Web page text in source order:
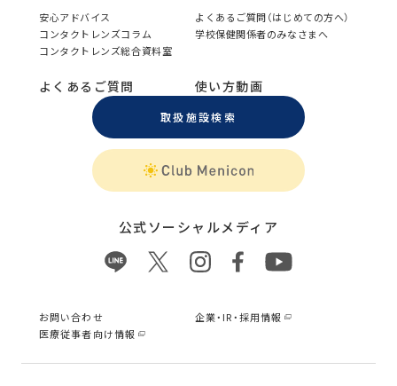
安心アドバイス
よくあるご質問（はじめての方へ）
コンタクトレンズコラム
学校保健関係者のみなさまへ
コンタクトレンズ総合資料室
よくあるご質問 使い方動画
取扱施設検索
公式ソーシャルメディア
お問い合わせ
企業・IR・採用情報
医療従事者向け情報